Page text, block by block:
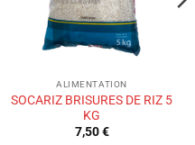
ALIMENTATION
SOCARIZ BRISURES DE RIZ 5
KG
7,50€